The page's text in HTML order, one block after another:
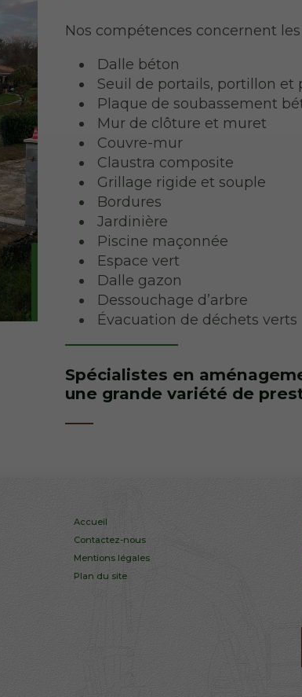
Nos compétences concernent
Dalle béton
Seuil de portails, portillon et
Plaque de soubassement
Mur de clôture et muret
Couvre-mur
Claustra composite
Grillage rigide et souple
Bordures
Jardinière
Piscine maçonnée
Espace vert
Dalle gazon
Dessouchage d’arbre
Évacuation de déchets verts
Spécialistes en
une grande variété de
Accueil
Contactez-nous
Mentions légales
Plan du site